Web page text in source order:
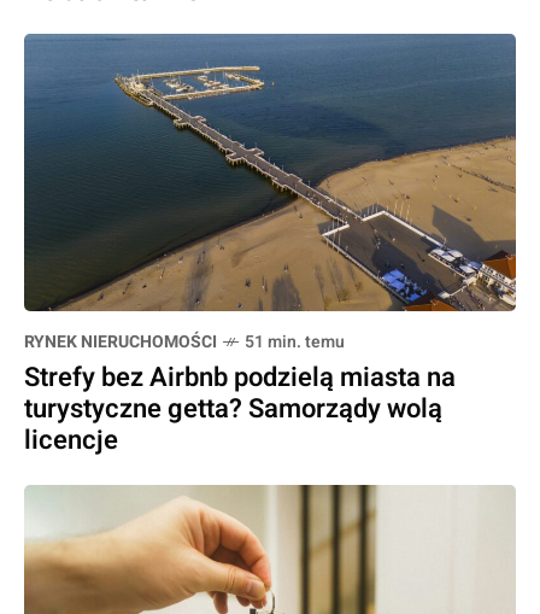
RYNEK NIERUCHOMOŚCI 51 min. temu
Strefy bez Airbnb podzielą miasta na
turystyczne getta? Samorządy wolą
licencje